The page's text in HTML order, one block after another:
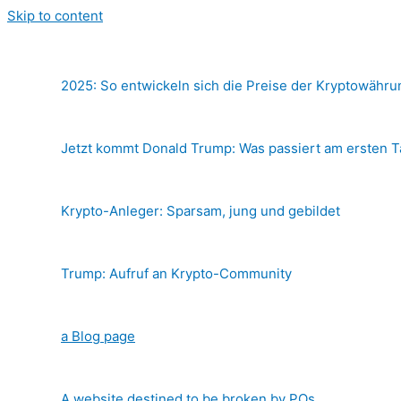
Skip to content
2025: So entwickeln sich die Preise der
Jetzt kommt Donald Trump: Was passiert am ersten
Krypto-Anleger: Sparsam, jung und gebildet
Trump: Aufruf an Krypto-Community
a Blog page